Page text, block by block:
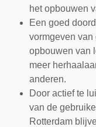
het opbouwen
Een goed
vormgeven van
opbouwen van
meer
anderen.
Door actief te
van de
Rotterdam